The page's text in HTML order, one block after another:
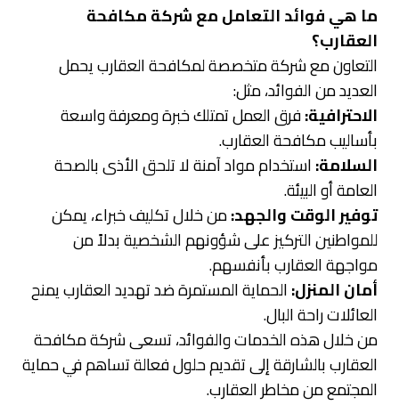
ما هي فوائد التعامل مع شركة مكافحة
العقارب؟
التعاون مع شركة متخصصة لمكافحة العقارب يحمل
العديد من الفوائد، مثل:
الاحترافية:فرق العمل تمتلك خبرة ومعرفة واسعة
بأساليب مكافحة العقارب.
السلامة:استخدام مواد آمنة لا تلحق الأذى بالصحة
العامة أو البيئة.
توفير الوقت والجهد:من خلال تكليف خبراء، يمكن
للمواطنين التركيز على شؤونهم الشخصية بدلاً من
مواجهة العقارب بأنفسهم.
أمان المنزل:الحماية المستمرة ضد تهديد العقارب يمنح
العائلات راحة البال.
من خلال هذه الخدمات والفوائد، تسعى شركة مكافحة
العقارب بالشارقة إلى تقديم حلول فعالة تساهم في حماية
المجتمع من مخاطر العقارب.